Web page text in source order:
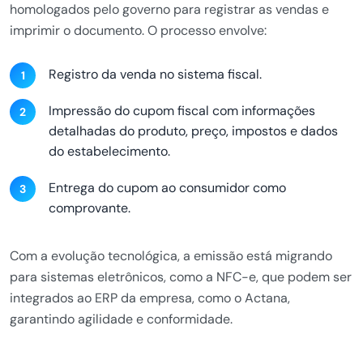
homologados pelo governo para registrar as vendas e
imprimir o documento. O processo envolve:
Registro da venda no sistema fiscal.
Impressão do cupom fiscal com informações
detalhadas do produto, preço, impostos e dados
do estabelecimento.
Entrega do cupom ao consumidor como
comprovante.
Com a evolução tecnológica, a emissão está migrando
para sistemas eletrônicos, como a NFC-e, que podem ser
integrados ao ERP da empresa, como o Actana,
garantindo agilidade e conformidade.